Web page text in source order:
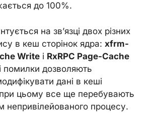
до 100%.
на зв’язці двох різних
в кеш сторінок ядра: xfrm-
Write і RxRPC Page-Cache
помилки дозволяють
дані в кеші
при цьому все ще перебувають
непривілейованого процесу.